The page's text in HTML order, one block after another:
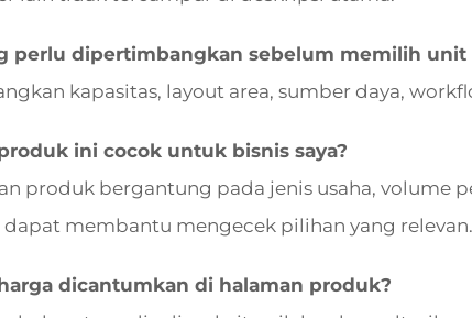
perlu dipertimbangkan sebelum memilih unit
kapasitas, layout area, sumber daya,
ini cocok untuk bisnis saya?
produk bergantung pada jenis usaha, volume
dapat membantu mengecek pilihan yang relevan.
dicantumkan di halaman produk?